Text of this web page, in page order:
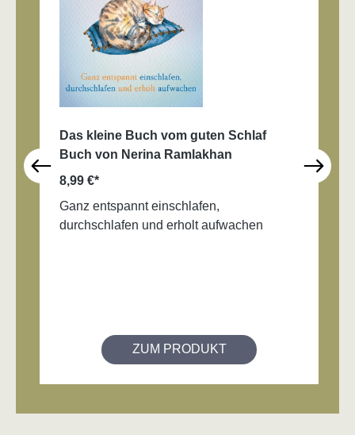
Das kleine Buch vom guten Schlaf
Buch von Nerina Ramlakhan
8,99 €*
Ganz entspannt einschlafen,
durchschlafen und erholt aufwachen
ZUM PRODUKT